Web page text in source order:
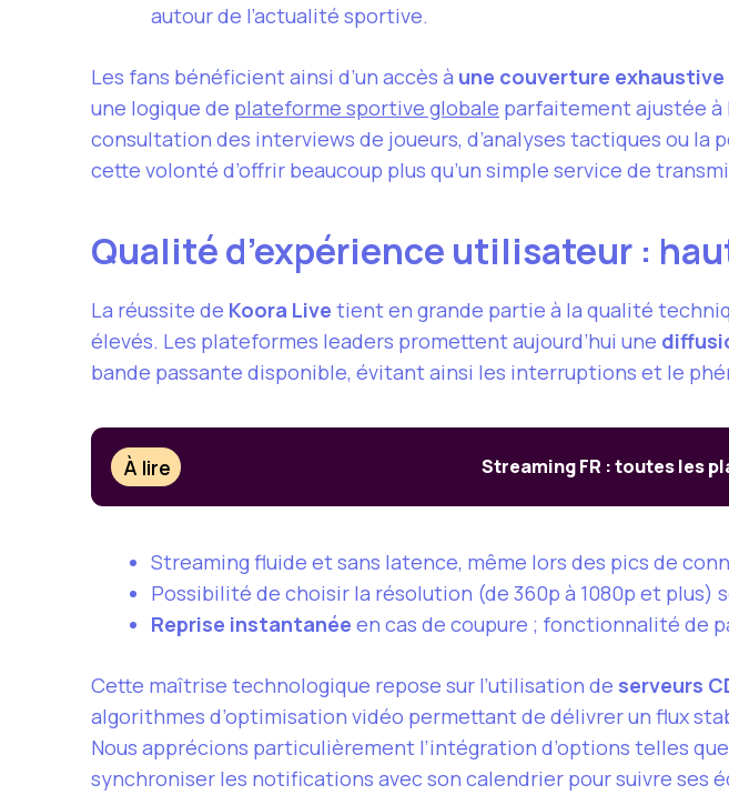
autour de l’actualité sportive.
Les fans bénéficient ainsi d’un accès à une couverture
une logique de plateforme sportive globale parfaitement ajustée à
consultation des interviews de joueurs, d’analyses tactiques ou
cette volonté d’offrir beaucoup plus qu’un simple service de
Qualité d’expérience utilisateur :
La réussite de Koora Live tient en grande partie à la qualité
élevés. Les plateformes leaders promettent aujourd’hui une
bande passante disponible, évitant ainsi les interruptions et le
À lire Streaming FR : toutes les
Streaming fluide et sans latence, même lors des pics de
Possibilité de choisir la résolution (de 360p à 1080p et plus)
Reprise instantanée en cas de coupure ; fonctionnalité de
Cette maîtrise technologique repose sur l’utilisation de serveurs
algorithmes d’optimisation vidéo permettant de délivrer un flux
Nous apprécions particulièrement l’intégration d’options telles
synchroniser les notifications avec son calendrier pour suivre ses